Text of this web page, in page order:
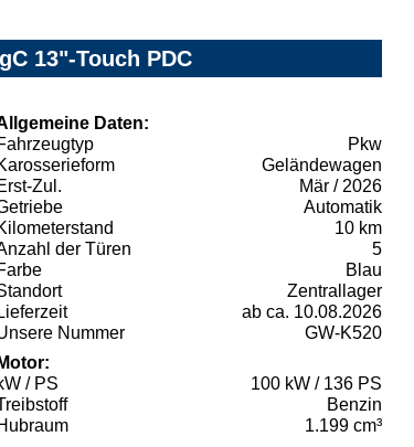
13"-Touch PDC
Daten:
Pkw
Geländewagen
Zul.
Mär / 2026
Automatik
10 km
der Türen
5
Blau
Zentrallager
Lieferzeit
ab ca. 10.08.2026
Nummer
GW-K520
Motor:
/ PS
100 kW / 136 PS
Benzin
1.199 cm³